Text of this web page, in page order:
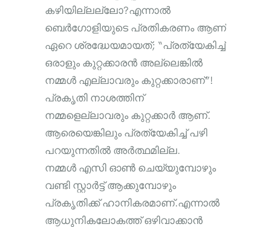
കഴിയില്ലല്ലോ?എന്നാൽ
ബെർഗോളിയുടെ പ്രതികരണം ആണ്
ഏറെ ശ്രദ്ധേയമായത്; “പ്രത്യേകിച്ച്
ഒരാളും കുറ്റക്കാരൻ അല്ലെങ്കിൽ
നമ്മൾ എല്ലാവരും കുറ്റക്കാരാണ്”!
പ്രകൃതി നാശത്തിന്
നമ്മളെല്ലാവരും കുറ്റക്കാർ ആണ്.
ആരെയെങ്കിലും പ്രത്യേകിച്ച് പഴി
പറയുന്നതിൽ അർത്ഥമില്ല.
നമ്മൾ എസി ഓൺ ചെയ്യുമ്പോഴും
വണ്ടി സ്റ്റാർട്ട് ആക്കുമ്പോഴും
പ്രകൃതിക്ക് ഹാനികരമാണ്.എന്നാൽ
ആധുനികലോകത്ത് ഒഴിവാക്കാൻ